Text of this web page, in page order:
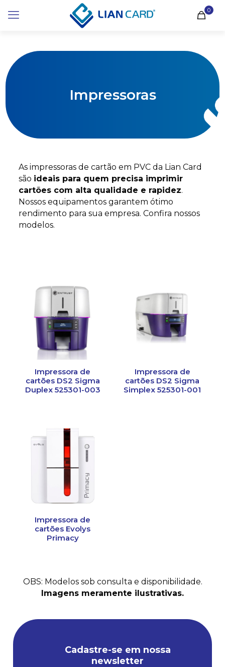
0
Impressoras
As impressoras de cartão em PVC da Lian Card
são ideais para quem precisa imprimir
cartões com alta qualidade e rapidez.
Nossos equipamentos garantem ótimo
rendimento para sua empresa. Confira nossos
modelos.
Impressora de
cartões DS2 Sigma
Duplex 525301-003
Impressora de
cartões DS2 Sigma
Simplex 525301-001
Impressora de
cartões Evolys
Primacy
OBS: Modelos sob consulta e disponibilidade.
Imagens meramente ilustrativas.
Cadastre-se em nossa
newsletter